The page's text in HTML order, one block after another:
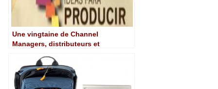
Une vingtaine de Channel
Managers, distributeurs et
participation à « I+P Ideas to
Produce 2016 »